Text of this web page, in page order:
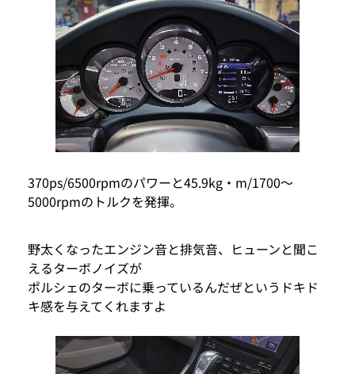
370ps/6500rpmのパワーと45.9kg・m/1700～
5000rpmのトルクを発揮。
野太くなったエンジン音と排気音、ヒューンと聞こ
えるターボノイズが
ポルシェのターボに乗っているんだぜというドキド
キ感を与えてくれますよ